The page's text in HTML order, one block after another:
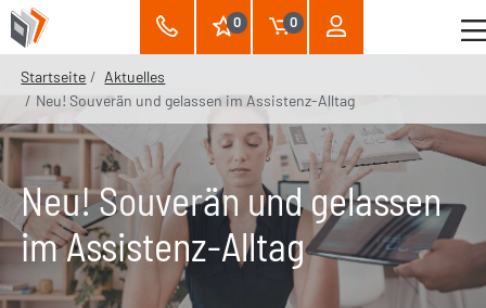
0 0
Startseite
Aktuelles
Neu! Souverän und gelassen im Assistenz-Alltag
Neu! Souverän und gelassen
im Assistenz-Alltag